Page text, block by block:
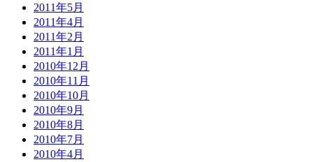
2011年5月
2011年4月
2011年2月
2011年1月
2010年12月
2010年11月
2010年10月
2010年9月
2010年8月
2010年7月
2010年4月